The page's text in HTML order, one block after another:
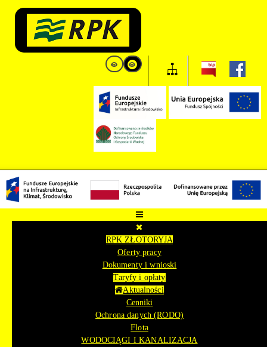
RPK ZŁOTORYJA
Oferty pracy
Dokumenty i wnioski
Taryfy i opłaty
Aktualności
Cenniki
Ochrona danych (RODO)
Flota
WODOCIĄGI I KANALIZACJA